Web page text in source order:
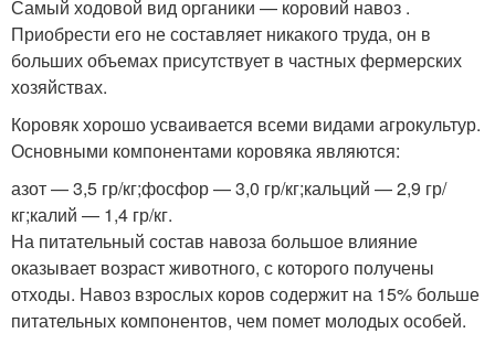
Самый ходовой вид органики — коровий навоз .
Приобрести его не составляет никакого труда, он в
больших объемах присутствует в частных фермерских
хозяйствах.
Коровяк хорошо усваивается всеми видами агрокультур.
Основными компонентами коровяка являются:
азот — 3,5 гр/кг;фосфор — 3,0 гр/кг;кальций — 2,9 гр/
кг;калий — 1,4 гр/кг.
На питательный состав навоза большое влияние
оказывает возраст животного, с которого получены
отходы. Навоз взрослых коров содержит на 15% больше
питательных компонентов, чем помет молодых особей.